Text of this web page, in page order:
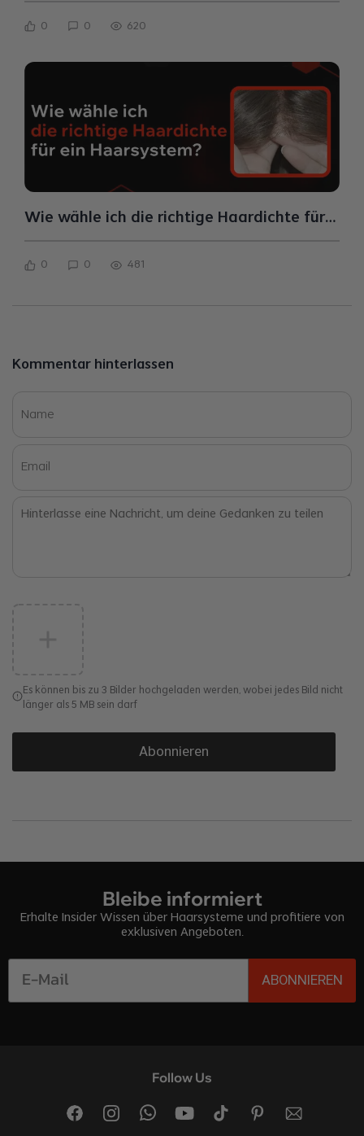
0 0 620
Wie wähle ich die richtige Haardichte für
0 0 481
Kommentar hinterlassen
Es können bis zu 3 Bilder hochgeladen werden, wobei jedes Bild nicht
länger als 5 MB sein darf
Abonnieren
Bleibe informiert
Erhalte Insider Wissen über Haarsysteme und profitiere von
exklusiven Angeboten.
ABONNIEREN
Follow Us